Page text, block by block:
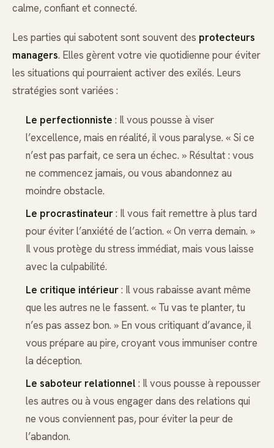
calme, confiant et connecté.
Les parties qui sabotent sont souvent des protecteurs
managers. Elles gèrent votre vie quotidienne pour éviter
les situations qui pourraient activer des exilés. Leurs
stratégies sont variées :
Le perfectionniste : Il vous pousse à viser
l’excellence, mais en réalité, il vous paralyse. « Si ce
n’est pas parfait, ce sera un échec. » Résultat : vous
ne commencez jamais, ou vous abandonnez au
moindre obstacle.
Le procrastinateur: Il vous fait remettre à plus tard
pour éviter l’anxiété de l’action. « On verra demain. »
Il vous protège du stress immédiat, mais vous laisse
avec la culpabilité.
Le critique intérieur: Il vous rabaisse avant même
que les autres ne le fassent. « Tu vas te planter, tu
n’es pas assez bon. » En vous critiquant d’avance, il
vous prépare au pire, croyant vous immuniser contre
la déception.
Le saboteur relationnel : Il vous pousse à repousser
les autres ou à vous engager dans des relations qui
ne vous conviennent pas, pour éviter la peur de
l’abandon.